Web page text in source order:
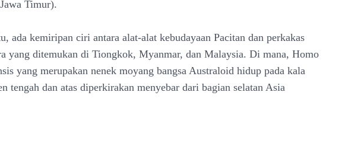
Timur).
ada kemiripan ciri antara alat-alat kebudayaan Pacitan dan perkakas
yang ditemukan di Tiongkok, Myanmar, dan Malaysia. Di mana, Homo
yang merupakan nenek moyang bangsa Australoid hidup pada kala
tengah dan atas diperkirakan menyebar dari bagian selatan Asia